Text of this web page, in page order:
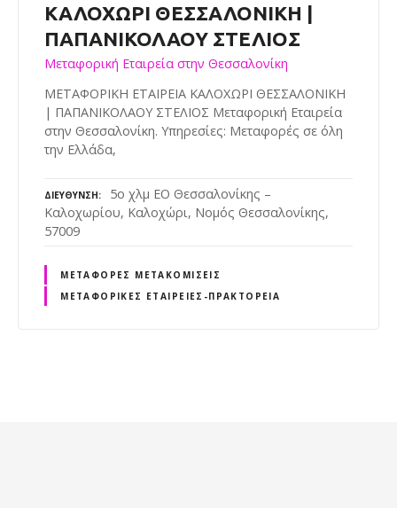
ΚΑΛΟΧΩΡΙ ΘΕΣΣΑΛΟΝΙΚΗ |
ΠΑΠΑΝΙΚΟΛΑΟΥ ΣΤΕΛΙΟΣ
Μεταφορική Εταιρεία στην Θεσσαλονίκη
ΜΕΤΑΦΟΡΙΚΗ ΕΤΑΙΡΕΙΑ ΚΑΛΟΧΩΡΙ ΘΕΣΣΑΛΟΝΙΚΗ
| ΠΑΠΑΝΙΚΟΛΑΟΥ ΣΤΕΛΙΟΣ Μεταφορική Εταιρεία
στην Θεσσαλονίκη. Υπηρεσίες: Μεταφορές σε όλη
την Ελλάδα,
ΔΙΕΎΘΥΝΣΗ
5ο χλμ ΕΟ Θεσσαλονίκης –
Καλοχωρίου, Καλοχώρι, Νομός Θεσσαλονίκης,
57009
ΜΕΤΑΦΟΡΈΣ ΜΕΤΑΚΟΜΊΣΕΙΣ
ΜΕΤΑΦΟΡΙΚΈΣ ΕΤΑΙΡΕΊΕΣ-ΠΡΑΚΤΟΡΕΊΑ